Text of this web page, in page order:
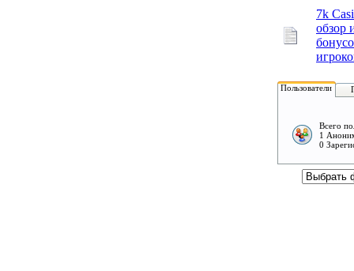
7k
обзор
Пользователи
Всего
1
0